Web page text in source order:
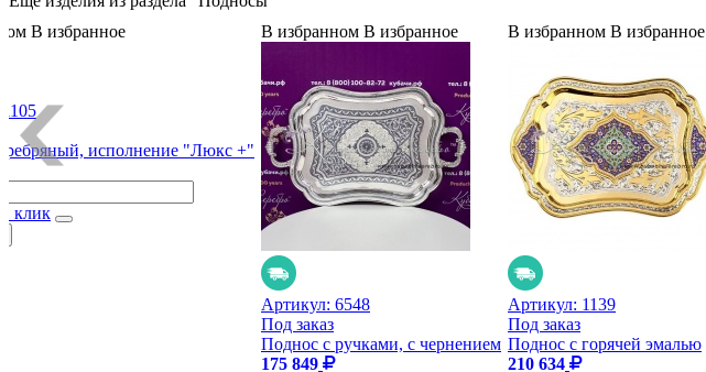
В избранное
1105
исполнение "Люкс +"
клик
В избранном В избранное
Артикул: 6548
Под заказ
Поднос с ручками, с чернением
175 849
В избранном В избранное
Артикул: 1139
Под заказ
Поднос с горячей эмалью
210 634